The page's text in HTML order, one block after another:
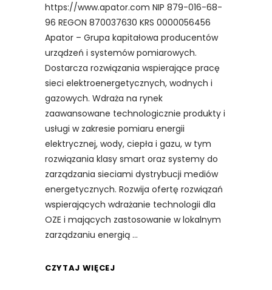
https://www.apator.com NIP 879-016-68-
96 REGON 870037630 KRS 0000056456
Apator – Grupa kapitałowa producentów
urządzeń i systemów pomiarowych.
Dostarcza rozwiązania wspierające pracę
sieci elektroenergetycznych, wodnych i
gazowych. Wdraża na rynek
zaawansowane technologicznie produkty i
usługi w zakresie pomiaru energii
elektrycznej, wody, ciepła i gazu, w tym
rozwiązania klasy smart oraz systemy do
zarządzania sieciami dystrybucji mediów
energetycznych. Rozwija ofertę rozwiązań
wspierających wdrażanie technologii dla
OZE i mających zastosowanie w lokalnym
zarządzaniu energią
CZYTAJ WIĘCEJ